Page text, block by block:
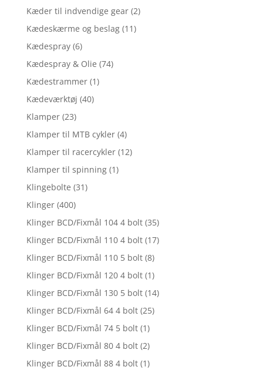
Kæder til indvendige gear (2)
Kædeskærme og beslag (11)
Kædespray (6)
Kædespray & Olie (74)
Kædestrammer (1)
Kædeværktøj (40)
Klamper (23)
Klamper til MTB cykler (4)
Klamper til racercykler (12)
Klamper til spinning (1)
Klingebolte (31)
Klinger (400)
Klinger BCD/Fixmål 104 4 bolt (35)
Klinger BCD/Fixmål 110 4 bolt (17)
Klinger BCD/Fixmål 110 5 bolt (8)
Klinger BCD/Fixmål 120 4 bolt (1)
Klinger BCD/Fixmål 130 5 bolt (14)
Klinger BCD/Fixmål 64 4 bolt (25)
Klinger BCD/Fixmål 74 5 bolt (1)
Klinger BCD/Fixmål 80 4 bolt (2)
Klinger BCD/Fixmål 88 4 bolt (1)